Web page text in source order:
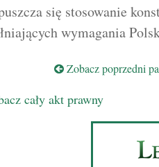
się stosowanie
wymagania
Zobacz poprzedni
cały akt prawny